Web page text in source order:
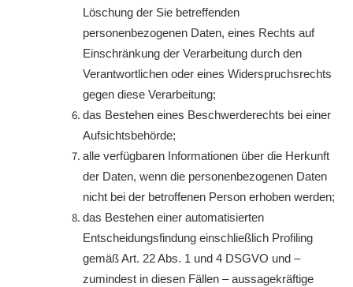
Löschung der Sie betreffenden
personenbezogenen Daten, eines Rechts auf
Einschränkung der Verarbeitung durch den
Verantwortlichen oder eines Widerspruchsrechts
gegen diese Verarbeitung;
das Bestehen eines Beschwerderechts bei einer
Aufsichtsbehörde;
alle verfügbaren Informationen über die Herkunft
der Daten, wenn die personenbezogenen Daten
nicht bei der betroffenen Person erhoben werden;
das Bestehen einer automatisierten
Entscheidungsfindung einschließlich Profiling
gemäß Art. 22 Abs. 1 und 4 DSGVO und –
zumindest in diesen Fällen – aussagekräftige